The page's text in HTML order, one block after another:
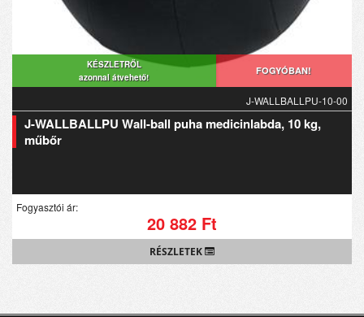
FOGYÓBAN!
KÉSZLETRŐL
azonnal átvehető!
J-WALLBALLPU-10-00
J-WALLBALLPU Wall-ball puha medicinlabda, 10 kg,
műbőr
Fogyasztói ár:
20 882 Ft
RÉSZLETEK